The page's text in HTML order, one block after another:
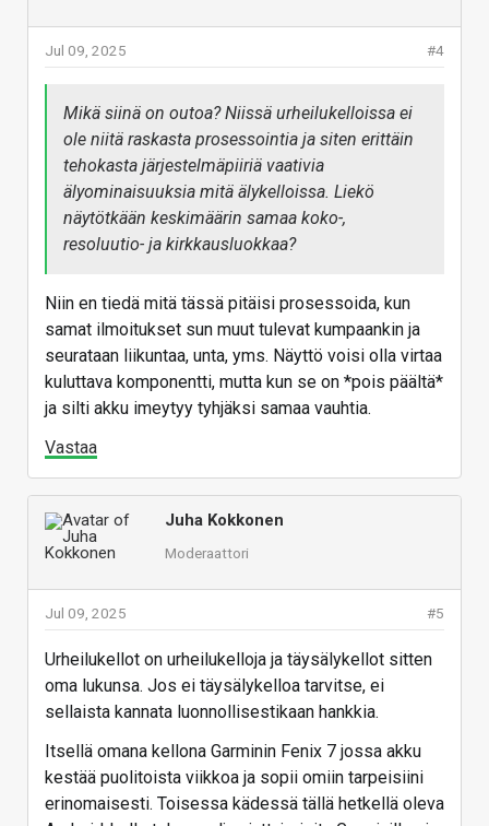
#4
Jul 09, 2025
Mikä siinä on outoa? Niissä urheilukelloissa ei
ole niitä raskasta prosessointia ja siten erittäin
tehokasta järjestelmäpiiriä vaativia
älyominaisuuksia mitä älykelloissa. Liekö
näytötkään keskimäärin samaa koko-,
resoluutio- ja kirkkausluokkaa?
Niin en tiedä mitä tässä pitäisi prosessoida, kun
samat ilmoitukset sun muut tulevat kumpaankin ja
seurataan liikuntaa, unta, yms. Näyttö voisi olla virtaa
kuluttava komponentti, mutta kun se on *pois päältä*
ja silti akku imeytyy tyhjäksi samaa vauhtia.
Vastaa
Juha Kokkonen
Moderaattori
#5
Jul 09, 2025
Urheilukellot on urheilukelloja ja täysälykellot sitten
oma lukunsa. Jos ei täysälykelloa tarvitse, ei
sellaista kannata luonnollisestikaan hankkia.
Itsellä omana kellona Garminin Fenix 7 jossa akku
kestää puolitoista viikkoa ja sopii omiin tarpeisiini
erinomaisesti. Toisessa kädessä tällä hetkellä oleva